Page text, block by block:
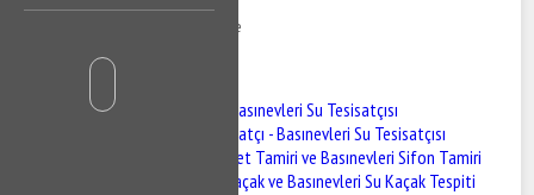
569 Görüntüleme
İçindekiler
Basınevleri Tesisatçı - Basınevleri Su Tesisatçısı
Basınevleri Tesisatçı - Basınevleri Su Tesisatçısı
Basınevleri Klozet Tamiri ve Basınevleri Sifon Tamiri
Basınevleri Su Kaçak ve Basınevleri Su Kaçak Tespiti